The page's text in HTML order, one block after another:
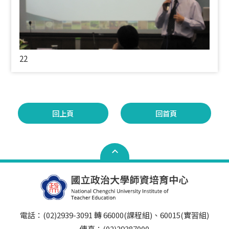
22
回上頁 回首頁
電話：(02)2939-3091 轉 66000(課程組)、60015(實習組)